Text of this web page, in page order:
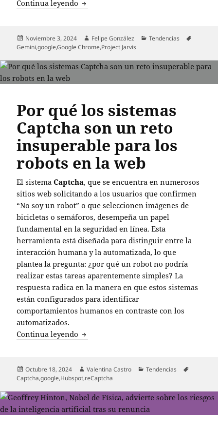
Continua leyendo Google desarrolla Project Jarvis: un
Publicado
el
Noviembre 3, 2024 Autor
Felipe González Categorías
Tendencias
Gemini,google,Google Chrome,Project Jarvis
Por qué los sistemas
Captcha son un reto
insuperable para los
robots en la web
El sistemaCaptcha, que se encuentra en numerosos
sitios web solicitando a los usuarios que confirmen
“No soy un robot” o que seleccionen imágenes de
bicicletas o semáforos, desempeña un papel
fundamental en la seguridad en línea. Esta
herramienta está diseñada para distinguir entre la
interacción humana y la automatizada, lo que
plantea la pregunta: ¿por qué un robot no podría
realizar estas tareas aparentemente simples? La
respuesta radica en la manera en que estos sistemas
están configurados para identificar
comportamientos humanos en contraste con los
automatizados.
Continua leyendo Por qué los sistemas Captcha son un
Publicado
el
Octubre 18, 2024 Autor
Valentina Castro Categorías
Tendencias
Captcha,google,Hubspot,reCaptcha